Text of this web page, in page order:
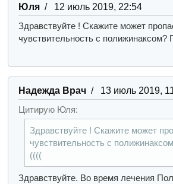
Юля/ 12 июль 2019, 22:54
Здравствуйте ! Скажите может
чувствительность с полижинаксом?
Надежда Врач/ 13 июль 2019,
Цитирую Юля:
Здравствуйте ! Скажите может
чувствительность с
((((
Здравствуйте. Во время лечения